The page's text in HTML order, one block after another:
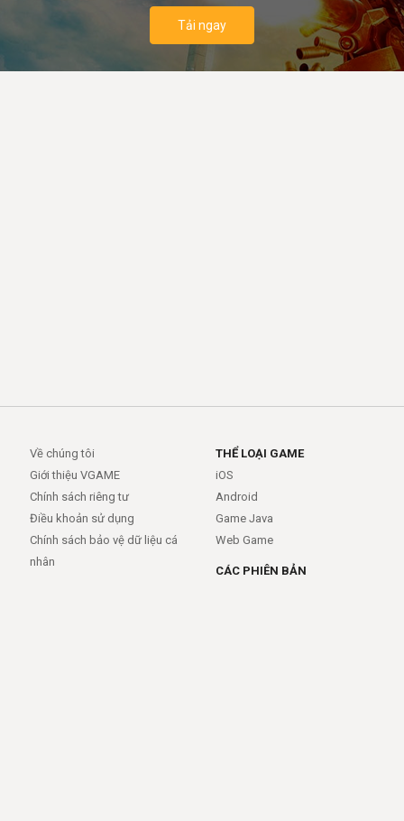
Tải ngay
Về chúng tôi
Giới thiệu VGAME
Chính sách riêng tư
Điều khoản sử dụng
Chính sách bảo vệ dữ liệu cá
nhân
THỂ LOẠI GAME
iOS
Android
Game Java
Web Game
CÁC PHIÊN BẢN